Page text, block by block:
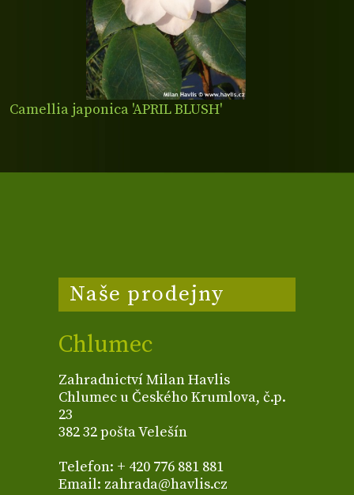
Camellia japonica 'APRIL BLUSH'
Naše prodejny
Chlumec
Zahradnictví Milan Havlis
Chlumec u Českého Krumlova, č.p.
23
382 32 pošta Velešín
Telefon: + 420 776 881 881
Email: zahrada@havlis.cz